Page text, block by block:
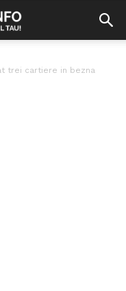
trei cartiere in bezna